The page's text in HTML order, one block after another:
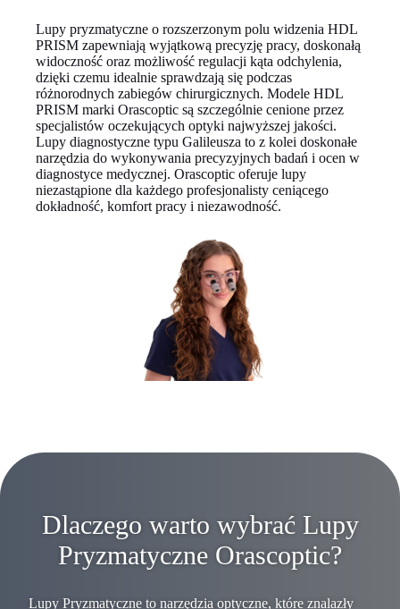
Lupy pryzmatyczne o rozszerzonym polu widzenia HDL
PRISM zapewniają wyjątkową precyzję pracy, doskonałą
widoczność oraz możliwość regulacji kąta odchylenia,
dzięki czemu idealnie sprawdzają się podczas
różnorodnych zabiegów chirurgicznych. Modele HDL
PRISM marki Orascoptic są szczególnie cenione przez
specjalistów oczekujących optyki najwyższej jakości.
Lupy diagnostyczne typu Galileusza to z kolei doskonałe
narzędzia do wykonywania precyzyjnych badań i ocen w
diagnostyce medycznej. Orascoptic oferuje lupy
niezastąpione dla każdego profesjonalisty ceniącego
dokładność, komfort pracy i niezawodność.
Dlaczego warto wybrać Lupy
Pryzmatyczne Orascoptic?
Lupy Pryzmatyczne to narzędzia optyczne, które znalazły